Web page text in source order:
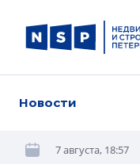
Новости
7 августа, 18:57